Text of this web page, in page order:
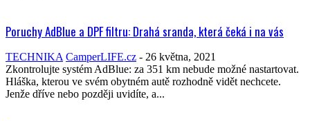
Poruchy AdBlue a DPF filtru: Drahá sranda, která čeká i na vás
TECHNIKA CamperLIFE.cz - 26 května, 2021
Zkontrolujte systém AdBlue: za 351 km nebude možné nastartovat.
Hláška, kterou ve svém obytném autě rozhodně vidět nechcete.
Jenže dříve nebo později uvidíte, a...